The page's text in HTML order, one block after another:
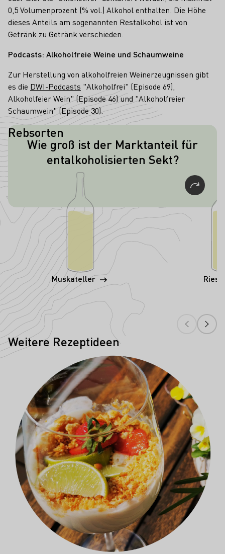
0,5 Volumenprozent (% vol.) Alkohol enthalten. Die Höhe
dieses Anteils am sogenannten Restalkohol ist von
Getränk zu Getränk verschieden.
Podcasts: Alkoholfreie Weine und Schaumweine
Zur Herstellung von alkoholfreien Weinerzeugnissen gibt
es die DWI-Podcasts "Alkoholfrei" (Episode 69),
Alkoholfeier Wein" (Episode 46) und "Alkoholfreier
Schaumwein" (Episode 30).
Wie groß ist der Marktanteil für
entalkoholisierten Sekt?
Der Marktanteil von entalkoholisiertem
Sekt liegt bei 7 Prozent.
Rebsorten
Muskateller
Weitere Rezeptideen